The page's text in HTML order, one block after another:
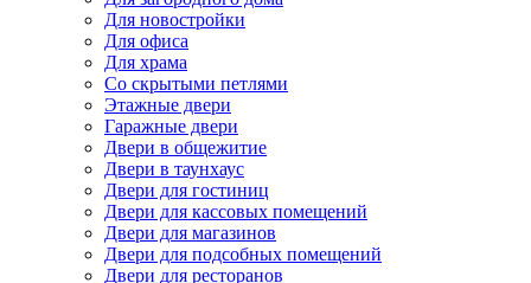
Для новостройки
Для офиса
Для храма
Со скрытыми петлями
Этажные двери
Гаражные двери
Двери в общежитие
Двери в таунхаус
Двери для гостиниц
Двери для кассовых помещений
Двери для магазинов
Двери для подсобных помещений
Двери для ресторанов